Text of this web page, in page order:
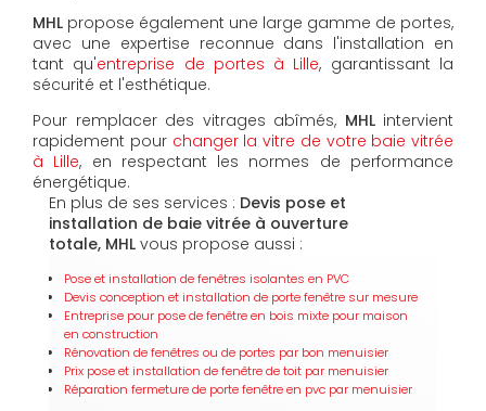
MHL propose également une large gamme de portes,
avec une expertise reconnue dans l'installation en
tant qu'entreprise de portes à Lille, garantissant la
sécurité et l'esthétique.
Pour remplacer des vitrages abîmés, MHLintervient
rapidement pour changer la vitre de votre baie vitrée
à Lille, en respectant les normes de performance
énergétique.
En plus de ses services : Devis pose et
installation de baie vitrée à ouverture
totale, MHL vous propose aussi :
Pose et installation de fenêtres isolantes en PVC
Devis conception et installation de porte fenêtre sur mesure
Entreprise pour pose de fenêtre en bois mixte pour maison
en construction
Rénovation de fenêtres ou de portes par bon menuisier
Prix pose et installation de fenêtre de toit par menuisier
Réparation fermeture de porte fenêtre en pvc par menuisier